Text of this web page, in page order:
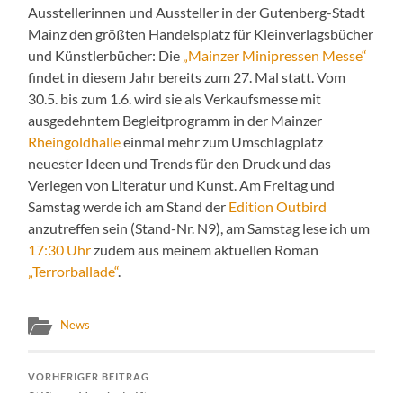
Ausstellerinnen und Aussteller in der Gutenberg-Stadt
Mainz den größten Handelsplatz für Kleinverlagsbücher
und Künstlerbücher: Die „Mainzer Minipressen Messe“
findet in diesem Jahr bereits zum 27. Mal statt. Vom
30.5. bis zum 1.6. wird sie als Verkaufsmesse mit
ausgedehntem Begleitprogramm in der Mainzer
Rheingoldhalleeinmal mehr zum Umschlagplatz
neuester Ideen und Trends für den Druck und das
Verlegen von Literatur und Kunst. Am Freitag und
Samstag werde ich am Stand der Edition Outbird
anzutreffen sein (Stand-Nr. N9), am Samstag lese ich um
17:30 Uhrzudem aus meinem aktuellen Roman
„Terrorballade“.
News
VORHERIGER BEITRAG